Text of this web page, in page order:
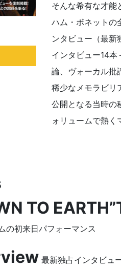
そんな希有な才能
ハム・ボネットの
ンタビュー（最
インタビュー14
論、ヴォーカル批
稀少なメモラビリ
公開となる当時の
ォリュームで熱く
TO
の初来日パフォーマンス
最新独占インタビュ